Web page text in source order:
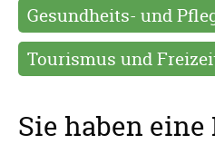
Gesundheits- und
Tourismus und
Sie haben eine